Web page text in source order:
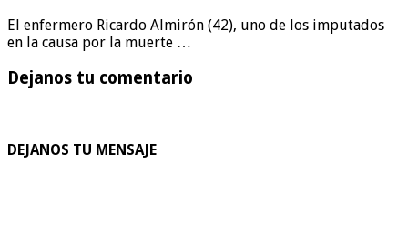
El enfermero Ricardo Almirón (42), uno de los imputados
en la causa por la muerte …
Dejanos tu comentario
DEJANOS TU MENSAJE